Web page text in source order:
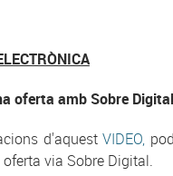
oferta amb Sobre
d'aquestVIDEO,
via Sobre Digital.